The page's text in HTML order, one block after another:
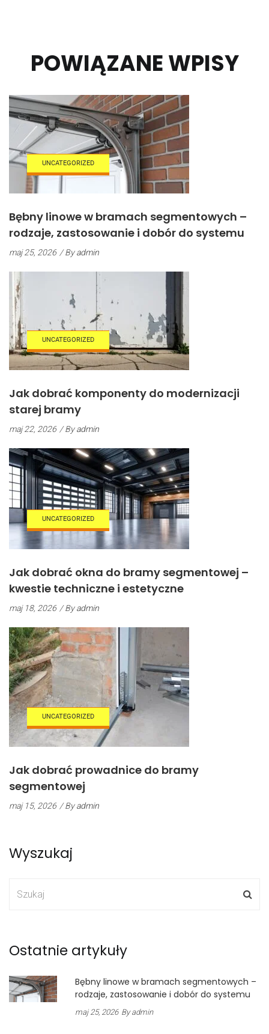
POWIĄZANE WPISY
UNCATEGORIZED
Bębny linowe w bramach segmentowych –
rodzaje, zastosowanie i dobór do systemu
maj 25, 2026 / Byadmin
UNCATEGORIZED
Jak dobrać komponenty do modernizacji
starej bramy
maj 22, 2026 / Byadmin
UNCATEGORIZED
Jak dobrać okna do bramy segmentowej –
kwestie techniczne i estetyczne
maj 18, 2026 / Byadmin
UNCATEGORIZED
Jak dobrać prowadnice do bramy
segmentowej
maj 15, 2026 / Byadmin
Wyszukaj
Ostatnie artykuły
Bębny linowe w bramach segmentowych –
rodzaje, zastosowanie i dobór do systemu
maj 25, 2026 By admin